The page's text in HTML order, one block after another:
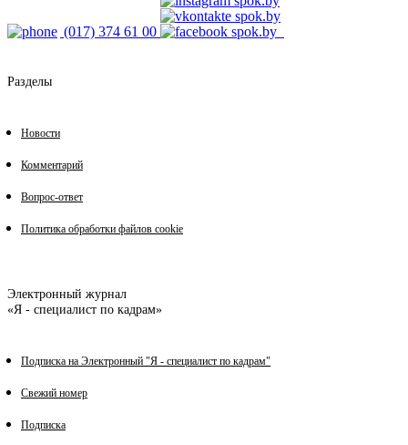
(017) 374 61 00
Разделы
Новости
Комментарий
Вопрос-ответ
Политика обработки файлов cookie
Электронный журнал
«Я - специалист по кадрам»
Подписка на Электронный "Я - специалист по кадрам"
Свежий номер
Подписка